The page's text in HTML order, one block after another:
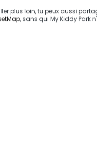
sur ce parc.
plus loin, tu peux aussi
, sans qui My Kiddy Park